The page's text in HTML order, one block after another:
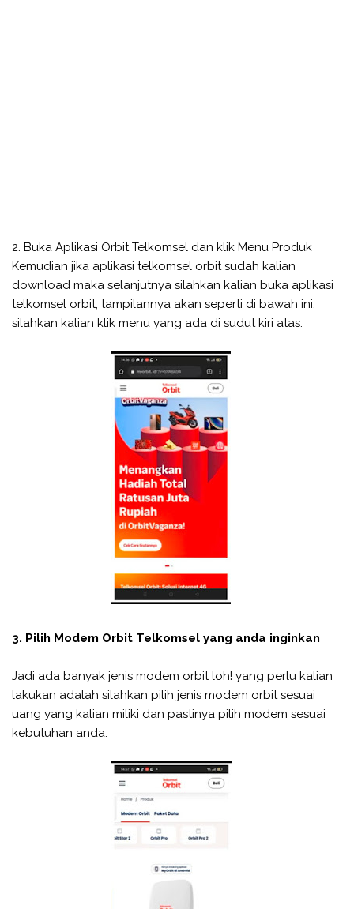
2. Buka Aplikasi Orbit Telkomsel dan klik Menu Produk
Kemudian jika aplikasi telkomsel orbit sudah kalian
download maka selanjutnya silahkan kalian buka aplikasi
telkomsel orbit, tampilannya akan seperti di bawah ini,
silahkan kalian klik menu yang ada di sudut kiri atas.
3. Pilih Modem Orbit Telkomsel yang anda inginkan
Jadi ada banyak jenis modem orbit loh! yang perlu kalian
lakukan adalah silahkan pilih jenis modem orbit sesuai
uang yang kalian miliki dan pastinya pilih modem sesuai
kebutuhan anda.